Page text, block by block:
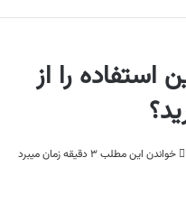
استفاده را از
خواندن این مطلب ۳ دقیقه زمان میبرد